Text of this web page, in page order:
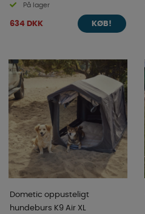
På lager
634 DKK KØB!
Dometic oppusteligt
hundeburs K9 Air XL